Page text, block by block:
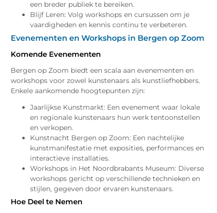
een breder publiek te bereiken.
Blijf Leren: Volg workshops en cursussen om je
vaardigheden en kennis continu te verbeteren.
Evenementen en Workshops in Bergen op Zoom
Komende Evenementen
Bergen op Zoom biedt een scala aan evenementen en
workshops voor zowel kunstenaars als kunstliefhebbers.
Enkele aankomende hoogtepunten zijn:
Jaarlijkse Kunstmarkt: Een evenement waar lokale
en regionale kunstenaars hun werk tentoonstellen
en verkopen.
Kunstnacht Bergen op Zoom: Een nachtelijke
kunstmanifestatie met exposities, performances en
interactieve installaties.
Workshops in Het Noordbrabants Museum: Diverse
workshops gericht op verschillende technieken en
stijlen, gegeven door ervaren kunstenaars.
Hoe Deel te Nemen